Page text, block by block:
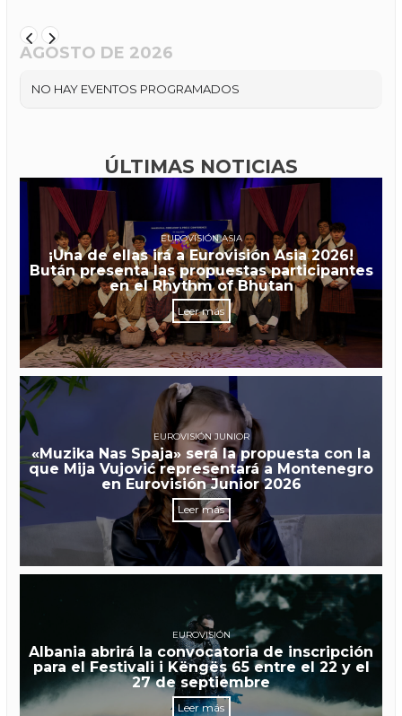
AGOSTO DE 2026
NO HAY EVENTOS PROGRAMADOS
ÚLTIMAS NOTICIAS
EUROVISIÓN ASIA
¡Una de ellas irá a Eurovisión Asia 2026!
Bután presenta las propuestas participantes
en el Rhythm of Bhutan
Leer más
EUROVISIÓN JUNIOR
«Muzika Nas Spaja» será la propuesta con la
que Mija Vujović representará a Montenegro
en Eurovisión Junior 2026
Leer más
EUROVISIÓN
Albania abrirá la convocatoria de inscripción
para el Festivali i Këngës 65 entre el 22 y el
27 de septiembre
Leer más